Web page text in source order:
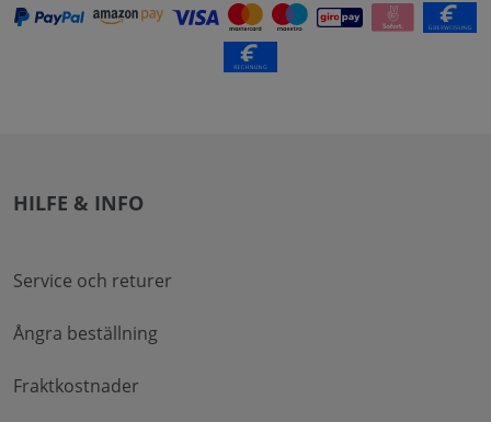
HILFE & INFO
Service och returer
Ångra beställning
Fraktkostnader